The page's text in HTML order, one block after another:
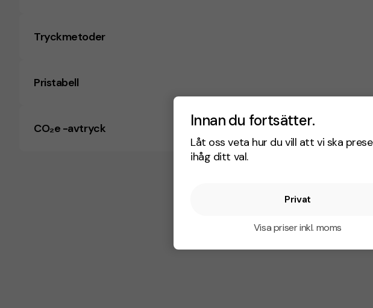
Innan du fortsätter.
Låt oss veta hur du vill att vi ska
ihåg ditt val.
Privat
Visa priser inkl. moms
Tryckmetoder
Pristabell
CO₂e -avtryck